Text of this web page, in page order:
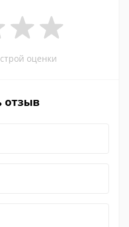
оценки
отзыв